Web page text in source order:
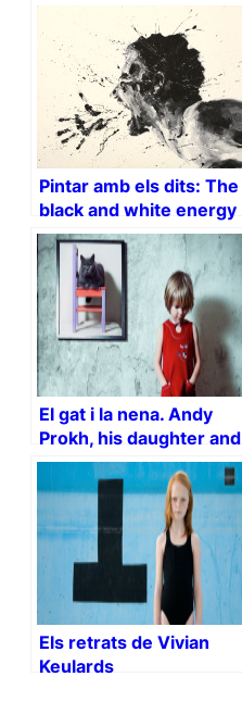
Pintar amb els dits: The
black and white energy
(vídeo)
El gat i la nena. Andy
Prokh, his daughter and
their kitty
Els retrats de Vivian
Keulards